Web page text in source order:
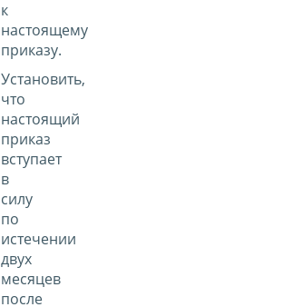
к
настоящему
приказу.
Установить,
что
настоящий
приказ
вступает
в
силу
по
истечении
двух
месяцев
после